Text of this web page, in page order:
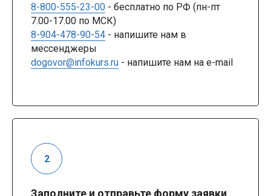
8-800-555-23-00 - бесплатно по РФ (пн-пт
7.00-17.00 по МСК)
8-904-478-90-54 - напишите нам в
мессенджеры
dogovor@infokurs.ru - напишите нам на e-mail
Заполните и отправьте форму заявки